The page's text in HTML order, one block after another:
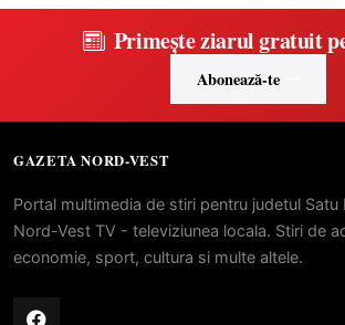
Primește ziarul gratuit
Abonează-te
GAZETA NORD-VEST
Portal multimedia de stiri pentru judetul Satu
Nord-Vest TV - televiziunea locala. Stiri de
economie, sport, cultura si multe altele.